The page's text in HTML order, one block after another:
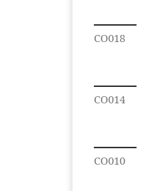
CO018
CO014
CO010